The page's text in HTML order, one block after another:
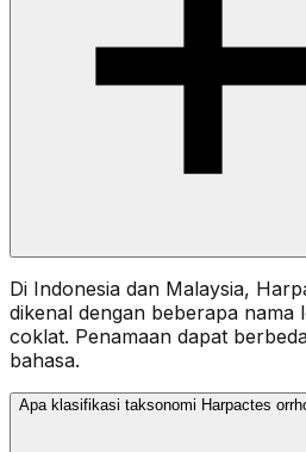
Di Indonesia dan Malaysia,
dikenal dengan beberapa nama
coklat. Penamaan dapat
bahasa.
Apa klasifikasi taksonomi Harpactes